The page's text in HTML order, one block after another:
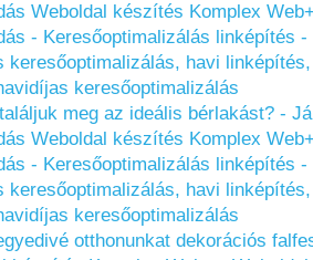
Weboldal készítés Komplex
- Keresőoptimalizálás linképítés
keresőoptimalizálás, havi
keresőoptimalizálás
meg az ideális bérlakást? -
Weboldal készítés Komplex
- Keresőoptimalizálás linképítés
keresőoptimalizálás, havi
keresőoptimalizálás
otthonunkat dekorációs